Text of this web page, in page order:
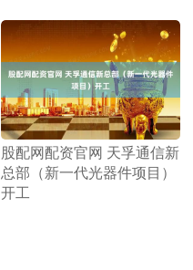
​股配网配资官网 天孚通信新
总部（新一代光器件项目）
开工